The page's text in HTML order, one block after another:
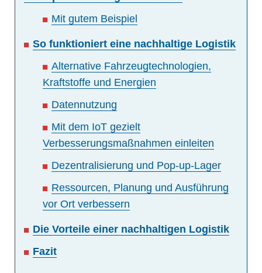
Mit gutem Beispiel
So funktioniert eine nachhaltige Logistik
Alternative Fahrzeugtechnologien,
Kraftstoffe und Energien
Datennutzung
Mit dem IoT gezielt
Verbesserungsmaßnahmen einleiten
Dezentralisierung und Pop-up-Lager
Ressourcen, Planung und Ausführung
vor Ort verbessern
Die Vorteile einer nachhaltigen Logistik
Fazit